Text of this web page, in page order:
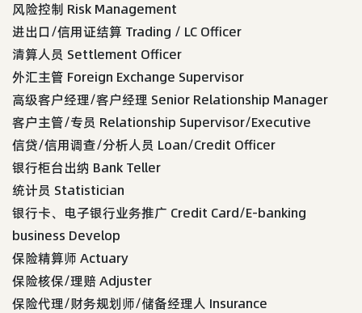
风险控制 Risk Management
进出口/信用证结算 Trading / LC Officer
清算人员 Settlement Officer
外汇主管 Foreign Exchange Supervisor
高级客户经理/客户经理 Senior Relationship Manager
客户主管/专员 Relationship Supervisor/Executive
信贷/信用调查/分析人员 Loan/Credit Officer
银行柜台出纳 Bank Teller
统计员 Statistician
银行卡、电子银行业务推广 Credit Card/E-banking
business Develop
保险精算师 Actuary
保险核保/理赔 Adjuster
保险代理/财务规划师/储备经理人 Insurance